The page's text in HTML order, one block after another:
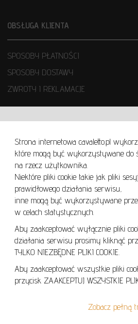
Strona internetowa cavaletto.pl
które mogą być wykorzystywane do
na rzecz użytkownika.
Niektóre pliki cookie takie jak pliki
prawidłowego działania serwisu,
inne mogą być wykorzystywane
w celach statystycznych.
Aby zaakceptować wyłącznie pliki
działania serwisu prosimy kliknąć
TYLKO NIEZBĘDNE PLIKI COOKIE.
Aby zaakceptować wszystkie pliki
przycisk ZAAKCEPTUJ WSZYSTKIE
Zobacz pełną
OBSŁUGA KLIENTA
SPOSOBY PŁATNOŚCI
SPOSOBY DOSTAWY
ZWROTY I REKLAMACJE
REGULAMIN
REGULAMIN AUKCJI
POLITYKA PRYWATNOŚCI
POLITYKA COOKIES
+48 605 240